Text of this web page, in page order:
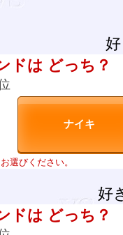
ドは どっち？
選びください。
好
ドは どっち？